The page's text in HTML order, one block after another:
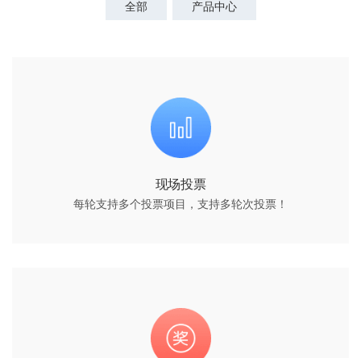
全部 产品中心
现场投票
每轮支持多个投票项目，支持多轮次投票！